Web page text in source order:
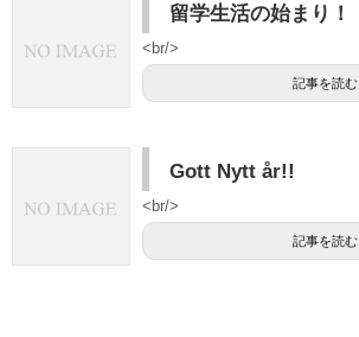
留学生活の始まり！
<br/>
記事を読む
Gott Nytt år!!
<br/>
記事を読む